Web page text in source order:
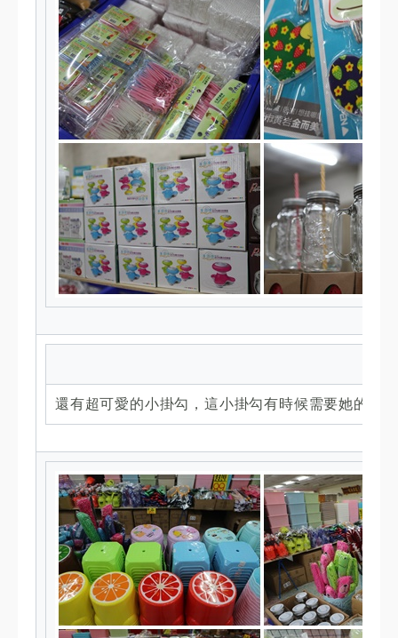
還有超可愛的小掛勾，這小掛勾有時候需要她的時